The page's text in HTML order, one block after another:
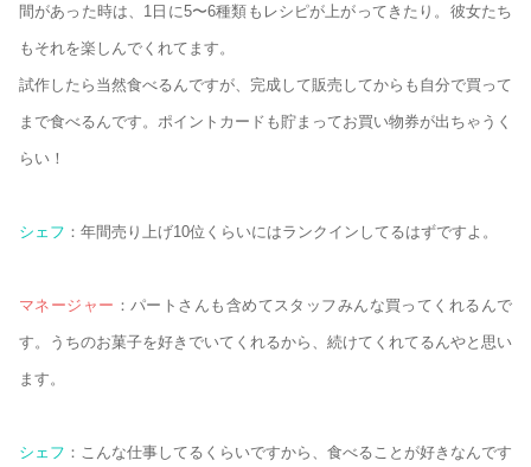
間があった時は、1日に5〜6種類もレシピが上がってきたり。彼女たち
もそれを楽しんでくれてます。
試作したら当然食べるんですが、完成して販売してからも自分で買って
まで食べるんです。ポイントカードも貯まってお買い物券が出ちゃうく
らい！
シェフ ：年間売り上げ10位くらいにはランクインしてるはずですよ。
マネージャー ：パートさんも含めてスタッフみんな買ってくれるんで
す。うちのお菓子を好きでいてくれるから、続けてくれてるんやと思い
ます。
シェフ ：こんな仕事してるくらいですから、食べることが好きなんです